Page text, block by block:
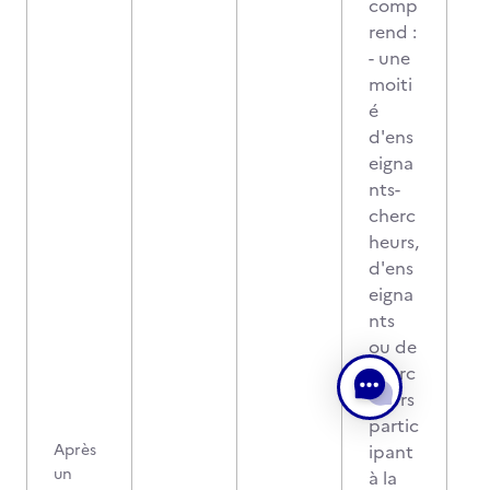
Après
un
comp
rend :
- une
moiti
é
d'ens
eigna
nts-
cherc
heurs,
d'ens
eigna
nts
ou de
cherc
heurs
partic
ipant
à la